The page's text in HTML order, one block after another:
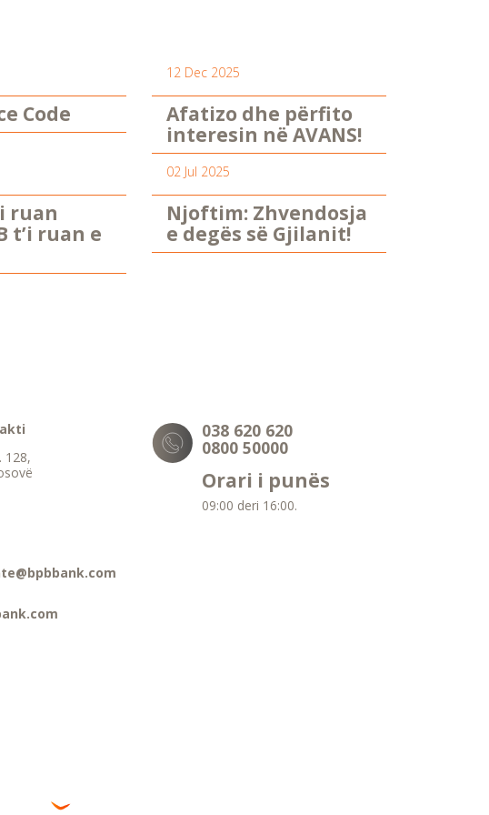
Code
12 Dec 2025
Afatizo dhe përfito
interesin në AVANS!
ruan
t’i ruan e
02 Jul 2025
Njoftim: Zhvendosja
e degës së Gjilanit!
128,
038 620 620
0800 50000
Orari i punës
09:00 deri 16:00.